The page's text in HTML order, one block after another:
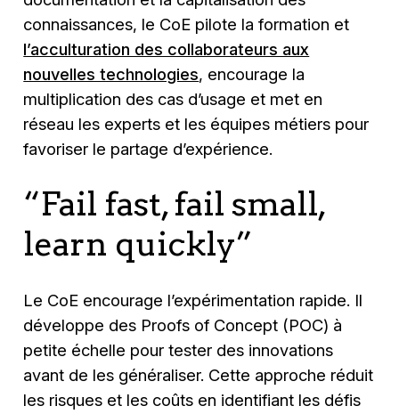
connaissances, le CoE pilote la formation et
l’acculturation des collaborateurs aux
nouvelles technologies, encourage la
multiplication des cas d’usage et met en
réseau les experts et les équipes métiers pour
favoriser le partage d’expérience.
“Fail fast, fail small,
learn quickly”
Le CoE encourage l’expérimentation rapide. Il
développe des Proofs of Concept (POC) à
petite échelle pour tester des innovations
avant de les généraliser. Cette approche réduit
les risques et les coûts en identifiant les défis